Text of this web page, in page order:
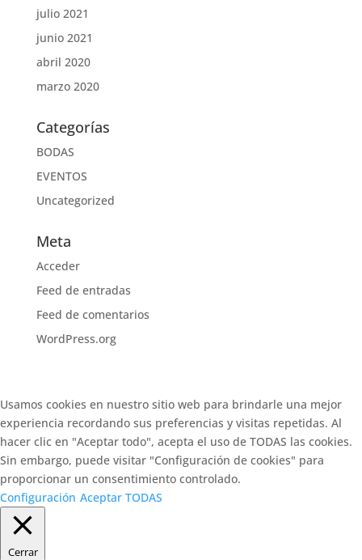
julio 2021
junio 2021
abril 2020
marzo 2020
Categorías
BODAS
EVENTOS
Uncategorized
Meta
Acceder
Feed de entradas
Feed de comentarios
WordPress.org
Usamos cookies en nuestro sitio web para brindarle una mejor
experiencia recordando sus preferencias y visitas repetidas. Al
hacer clic en "Aceptar todo", acepta el uso de TODAS las cookies.
Sin embargo, puede visitar "Configuración de cookies" para
proporcionar un consentimiento controlado.
Configuración Aceptar TODAS
Cerrar